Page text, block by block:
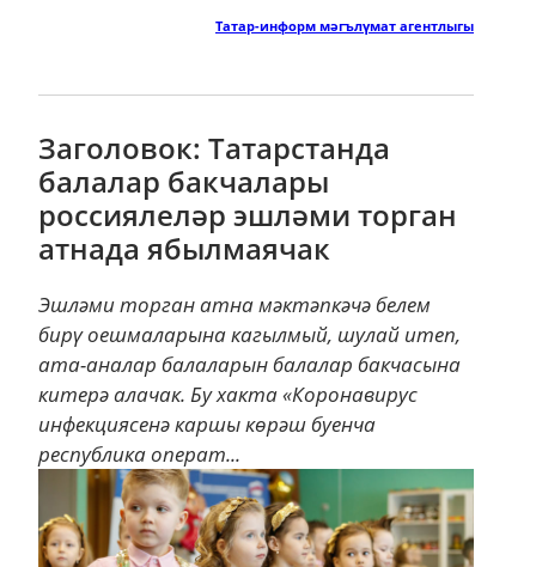
Татар-информ мәгълүмат агентлыгы
Заголовок: Татарстанда
балалар бакчалары
россиялеләр эшләми торган
атнада ябылмаячак
Эшләми торган атна мәктәпкәчә белем
бирү оешмаларына кагылмый, шулай итеп,
ата-аналар балаларын балалар бакчасына
китерә алачак. Бу хакта «Коронавирус
инфекциясенә каршы көрәш буенча
республика операт...